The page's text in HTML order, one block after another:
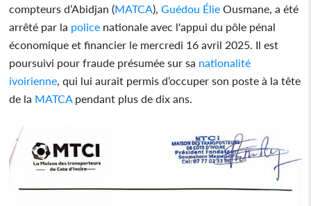
compteurs d’Abidjan (MATCA), Guédou Élie Ousmane, a été
arrêté par la police nationale avec l'appui du pôle pénal
économique et financier le mercredi 16 avril 2025. Il est
poursuivi pour fraude présumée sur sa nationalité
ivoirienne , qui lui aurait permis d’occuper son poste à la tête
de la MATCA pendant plus de dix ans.